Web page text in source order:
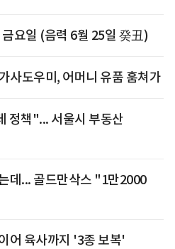
요일 (음력 6월 25일 癸丑)
사도우미, 어머니 유품 훔쳐가
정책"... 서울시 부동산
데... 골드만삭스 "1만2000
어 육사까지 '3종 보복'